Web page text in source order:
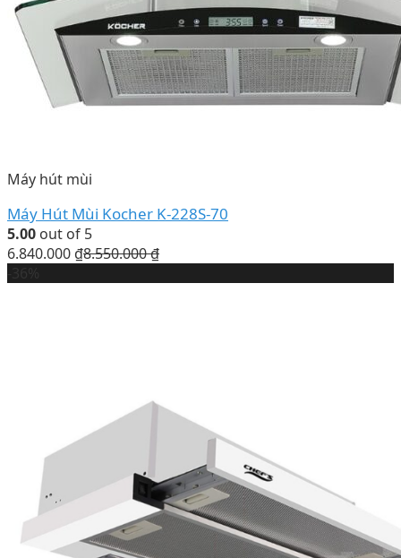
Máy hút mùi
Máy Hút Mùi Kocher K-228S-70
5.00 out of 5
6.840.000 ₫8.550.000₫